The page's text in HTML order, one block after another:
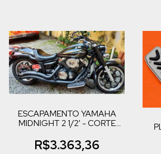
ESCAPAMENTO YAMAHA
MIDNIGHT 2 1/2' - CORTE
R$3.363,36